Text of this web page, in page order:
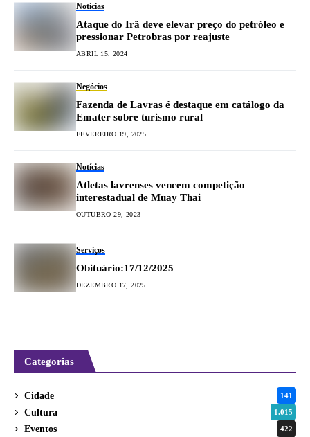
Notícias
Ataque do Irã deve elevar preço do petróleo e
pressionar Petrobras por reajuste
ABRIL 15, 2024
Negócios
Fazenda de Lavras é destaque em catálogo da
Emater sobre turismo rural
FEVEREIRO 19, 2025
Notícias
Atletas lavrenses vencem competição
interestadual de Muay Thai
OUTUBRO 29, 2023
Serviços
Obituário:17/12/2025
DEZEMBRO 17, 2025
Categorias
Cidade 141
Cultura 1.015
Eventos 422